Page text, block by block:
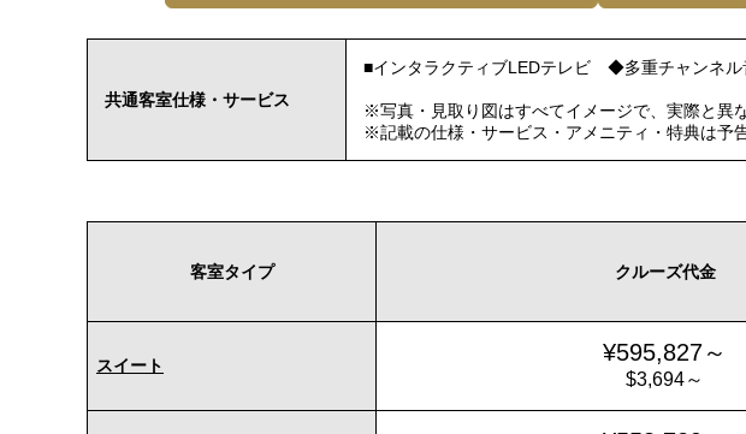
共通客室仕様・サービス
■インタラクティブLEDテレビ ◆多重チャン
※写真・見取り図はすべてイメージで、実際と異
※記載の仕様・サービス・アメニティ・特典は予
客室タイプ クルーズ代金
スイート ¥595,827～
$3,694～